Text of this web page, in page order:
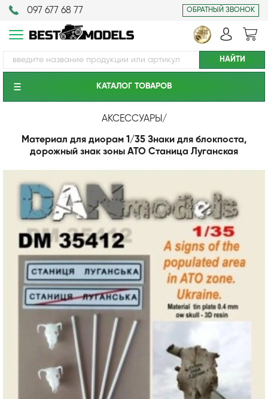
097 677 68 77 ОБРАТНЫЙ ЗВОНОК
КАТАЛОГ ТОВАРОВ
АКСЕССУАРЫ /
Материал для диорам 1/35 Знаки для блокпоста,
дорожный знак зоны АТО Станица Луганская